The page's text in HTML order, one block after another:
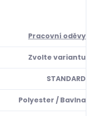
Pracovní oděvy
Zvolte variantu
STANDARD
Polyester / Bavlna